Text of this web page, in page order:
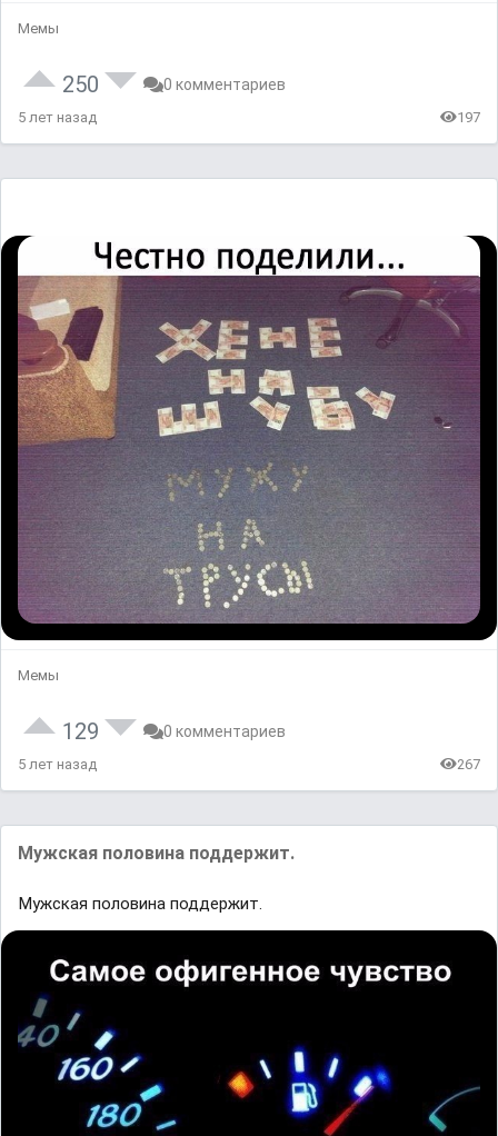
Мемы
250 0 комментариев
5 лет назад 197
Мемы
129 0 комментариев
5 лет назад 267
Мужская половина поддержит.
Мужская половина поддержит.